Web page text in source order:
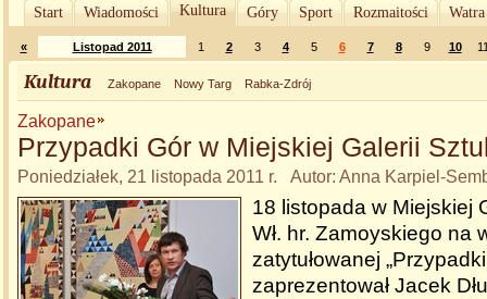
Start Wiadomości Kultura Góry Sport Rozmaitości
« Listopad 2011 1 2 3 4 5 6 7 8 9 10
Kultura Zakopane Nowy Targ Rabka-Zdrój
Zakopane
Przypadki Gór w Miejskiej Galerii
Poniedziałek, 21 listopada 2011 r. Autor: Anna Karpiel-
18 listopada w Miejskiej
Wł. hr. Zamoyskiego na
zatytułowanej
zaprezentował Jacek